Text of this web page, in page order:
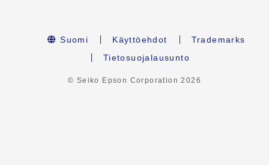
Suomi Käyttöehdot
Trademarks
Tietosuojalausunto
© Seiko Epson Corporation2026